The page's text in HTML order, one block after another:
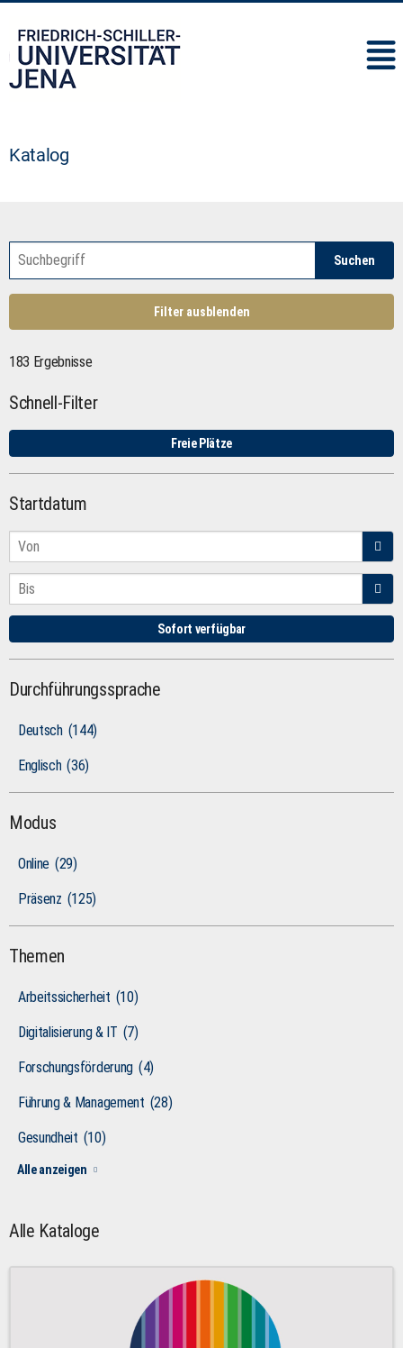
Katalog
Suchen
Filter ausblenden
183 Ergebnisse
Schnell-Filter
Freie Plätze
Startdatum
Sofort verfügbar
Durchführungssprache
Deutsch (144)
Englisch (36)
Modus
Online (29)
Präsenz (125)
Themen
Arbeitssicherheit (10)
Digitalisierung & IT (7)
Forschungsförderung (4)
Führung & Management (28)
Gesundheit (10)
Alle anzeigen
Alle Kataloge